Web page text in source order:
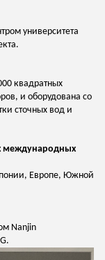
университета
квадратных
и оборудована со
сточных вод и
международных
Европе, Южной
Nanjin